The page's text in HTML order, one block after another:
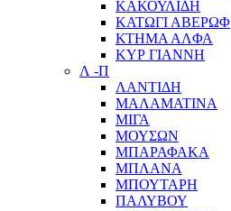
ΚΑΚΟΥΛΙΔΗ
ΚΑΤΩΓΙ ΑΒΕΡΩΦ
ΚΤΗΜΑ ΑΛΦΑ
ΚΥΡ ΓΙΑΝΝΗ
Λ -Π
ΛΑΝΤΙΔΗ
ΜΑΛΑΜΑΤΙΝΑ
ΜΙΓΑ
ΜΟΥΣΩΝ
ΜΠΑΡΑΦΑΚΑ
ΜΠΛΑΝΑ
ΜΠΟΥΤΑΡΗ
ΠΑΛΥΒΟΥ